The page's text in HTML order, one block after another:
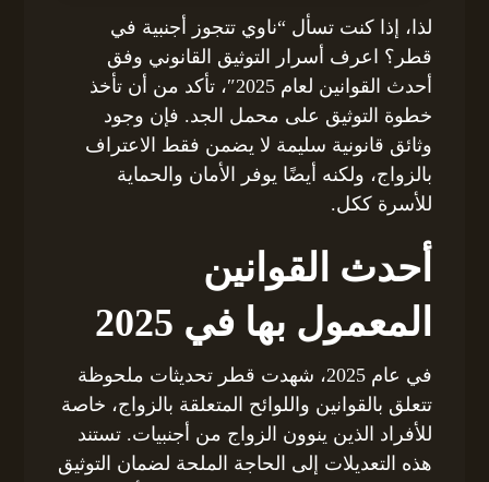
لذا، إذا كنت تسأل “ناوي تتجوز أجنبية في
قطر؟ اعرف أسرار التوثيق القانوني وفق
أحدث القوانين لعام 2025″، تأكد من أن تأخذ
خطوة التوثيق على محمل الجد. فإن وجود
وثائق قانونية سليمة لا يضمن فقط الاعتراف
بالزواج، ولكنه أيضًا يوفر الأمان والحماية
للأسرة ككل.
أحدث القوانين
المعمول بها في 2025
في عام 2025، شهدت قطر تحديثات ملحوظة
تتعلق بالقوانين واللوائح المتعلقة بالزواج، خاصة
للأفراد الذين ينوون الزواج من أجنبيات. تستند
هذه التعديلات إلى الحاجة الملحة لضمان التوثيق